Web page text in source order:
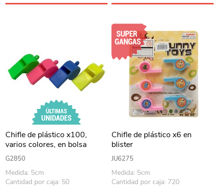
Chifle de plástico x100,
varios colores, en bolsa
G2850
Medida: 5cm
Cantidad por caja: 50
Chifle de plástico x6 en
blister
JU6275
Medida: 5cm
Cantidad por caja: 720